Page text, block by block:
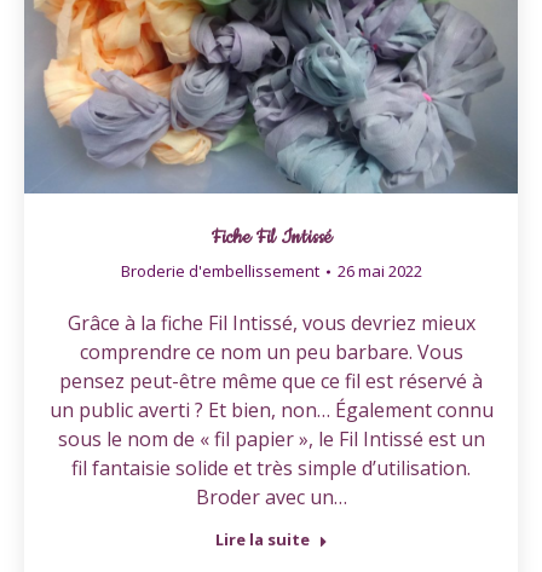
Fiche Fil Intissé
Broderie d'embellissement 26 mai 2022
Grâce à la fiche Fil Intissé, vous devriez mieux
comprendre ce nom un peu barbare. Vous
pensez peut-être même que ce fil est réservé à
un public averti ? Et bien, non… Également connu
sous le nom de « fil papier », le Fil Intissé est un
fil fantaisie solide et très simple d’utilisation.
Broder avec un…
Lire la suite